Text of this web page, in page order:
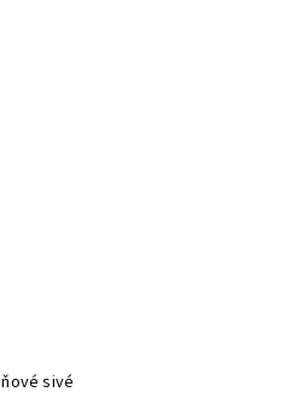
sivé